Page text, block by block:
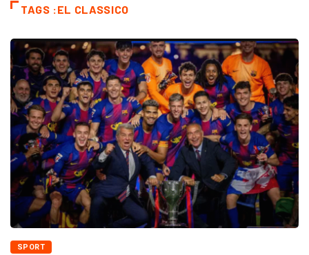
TAGS :EL CLASSICO
SPORT